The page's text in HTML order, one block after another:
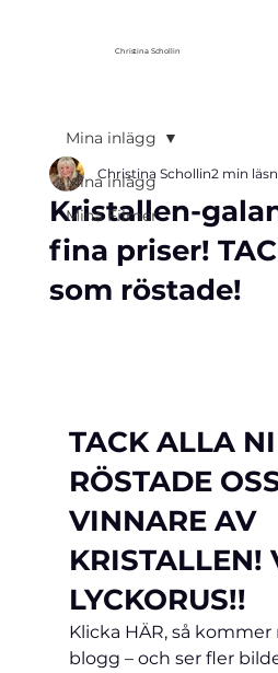
Christina Schollin
Mina inlägg
Mina Filmer
Mina inlägg
Kristallen-
fina priser!
som röstade!
Christina Schollin2 min
MIN
TACK ALLA
RÖSTADE
VINNARE AV
KRISTALLEN!
LYCKORUS!!
Klicka HÄR, så kommer
blogg – och ser fler